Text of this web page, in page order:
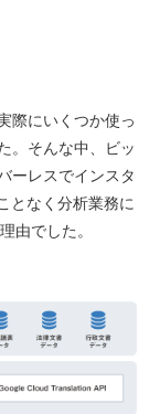
際にいくつか使っ
。そんな中、ビッ
ーレスでインスタ
となく分析業務に
由でした。